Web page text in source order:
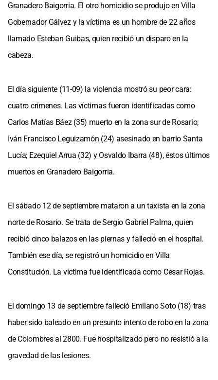
Granadero Baigorria. El otro homicidio se produjo en Villa
Gobernador Gálvez y la víctima es un hombre de 22 años
llamado Esteban Guibas, quien recibió un disparo en la
cabeza.
El día siguiente (11-09) la violencia mostró su peor cara:
cuatro crímenes. Las víctimas fueron identificadas como
Carlos Matías Báez (35) muerto en la zona sur de Rosario;
Iván Francisco Leguizamón (24) asesinado en barrio Santa
Lucía; Ezequiel Arrua (32) y Osvaldo Ibarra (48), éstos últimos
muertos en Granadero Baigorria.
El sábado 12 de septiembre mataron a un taxista en la zona
norte de Rosario. Se trata de Sergio Gabriel Palma, quien
recibió cinco balazos en las piernas y falleció en el hospital.
También ese día, se registró un homicidio en Villa
Constitución. La víctima fue identificada como Cesar Rojas.
El domingo 13 de septiembre falleció Emilano Soto (18) tras
haber sido baleado en un presunto intento de robo en la zona
de Colombres al 2800. Fue hospitalizado pero no resistió a la
gravedad de las lesiones.